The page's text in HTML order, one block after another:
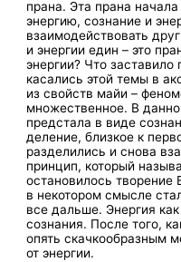
прана. Эта прана
энергию, сознание и
взаимодействовать
и энергии един – это
энергии? Что
касались этой темы в
из свойств майи –
множественное. В
предстала в виде
деление, близкое к
разделились и снова
принцип, который
остановилось творение
в некотором смысле
все дальше. Энергия
сознания. После того,
опять скачкообразным
от энергии.